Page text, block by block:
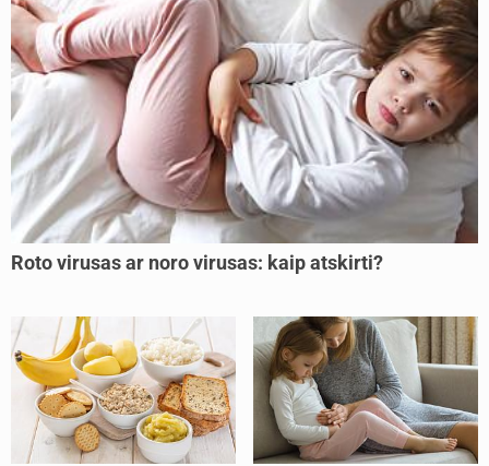
Roto virusas ar noro virusas: kaip atskirti?